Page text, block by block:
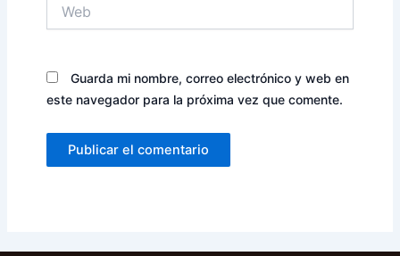
Guarda mi nombre, correo electrónico y web en
este navegador para la próxima vez que comente.